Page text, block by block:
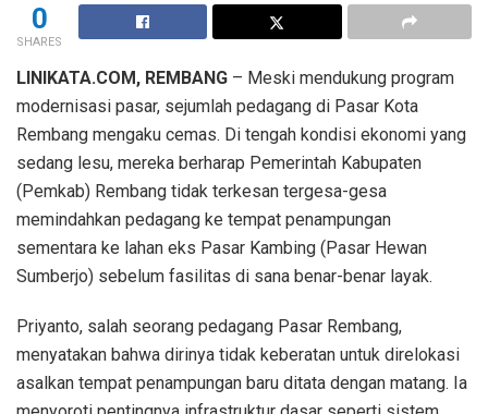
0
SHARES
LINIKATA.COM, REMBANG – Meski mendukung program
modernisasi pasar, sejumlah pedagang di Pasar Kota
Rembang mengaku cemas. Di tengah kondisi ekonomi yang
sedang lesu, mereka berharap Pemerintah Kabupaten
(Pemkab) Rembang tidak terkesan tergesa-gesa
memindahkan pedagang ke tempat penampungan
sementara ke lahan eks Pasar Kambing (Pasar Hewan
Sumberjo) sebelum fasilitas di sana benar-benar layak.
Priyanto, salah seorang pedagang Pasar Rembang,
menyatakan bahwa dirinya tidak keberatan untuk direlokasi
asalkan tempat penampungan baru ditata dengan matang. Ia